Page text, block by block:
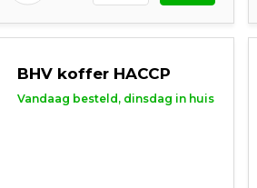
BHV koffer HACCP
Vandaag besteld, dinsdag in huis